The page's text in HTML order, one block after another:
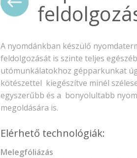
A nyomdánkban készülő
feldolgozását is szinte teljes
utómunkálatokhoz gépparkunkat
kötészettel kiegészítve minél
egyszerűbb és a bonyolultabb
megoldására is.
Elérhető technológiák:
Melegfóliázás